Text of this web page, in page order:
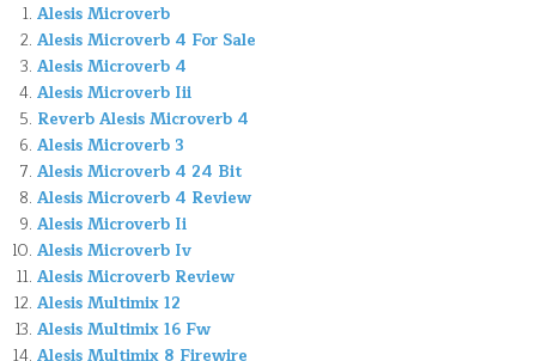
Alesis Microverb
Alesis Microverb 4 For Sale
Alesis Microverb 4
Alesis Microverb Iii
Reverb Alesis Microverb 4
Alesis Microverb 3
Alesis Microverb 4 24 Bit
Alesis Microverb 4 Review
Alesis Microverb Ii
Alesis Microverb Iv
Alesis Microverb Review
Alesis Multimix 12
Alesis Multimix 16 Fw